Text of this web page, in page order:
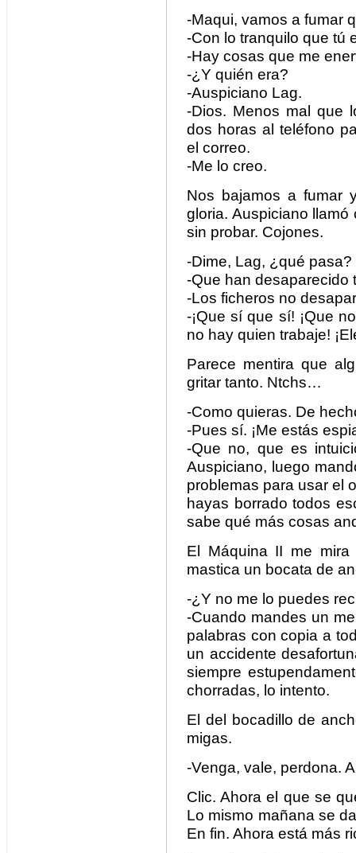
-Maqui, vamos a fumar
-Con lo tranquilo que tú
-Hay cosas que me
-¿Y quién era?
-Auspiciano Lag.
-Dios. Menos mal que
dos horas al teléfono
el correo.
-Me lo creo.
Nos bajamos a fumar
gloria. Auspiciano
sin probar. Cojones.
-Dime, Lag, ¿qué pasa?
-Que han desaparecido
-Los ficheros no
-¡Que sí que sí! ¡Que
no hay quien trabaje!
Parece mentira que
gritar tanto. Ntchs…
-Como quieras. De
-Pues sí. ¡Me estás
-Que no, que es
Auspiciano, luego
problemas para usar el
hayas borrado todos
sabe qué más cosas
El Máquina II me
mastica un bocata de
-¿Y no me lo puedes
-Cuando mandes un
palabras con copia a
un accidente
siempre
chorradas, lo intento.
El del bocadillo de
migas.
-Venga, vale, perdona.
Clic. Ahora el que se
Lo mismo mañana se
En fin. Ahora está más